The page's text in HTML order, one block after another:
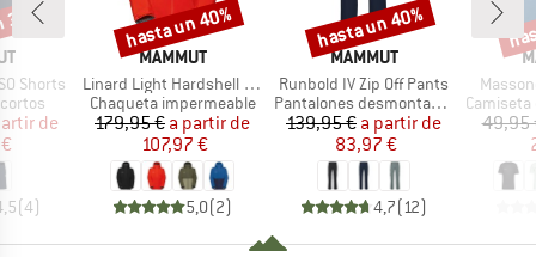
Shorts
reducido
de
(4)
MARCA
MAMMUT
Artículo
Linard Light Hardshell Hooded Jacket
Product group
Chaqueta impermeable
Precio
179,95 € Precio reducido
a partir de
107,97 €
5,0(2)
Descuento
hasta un 40%
MARCA
MAMMUT
Artículo
Runbold IV Zip Off Pants
Product group
Pantalones desmontables
Precio
139,95 € Precio reducido
a partir de
83,97 €
4,7(12)
Descuento
hasta un 40%
Artículo
Product
Camiseta
49,95